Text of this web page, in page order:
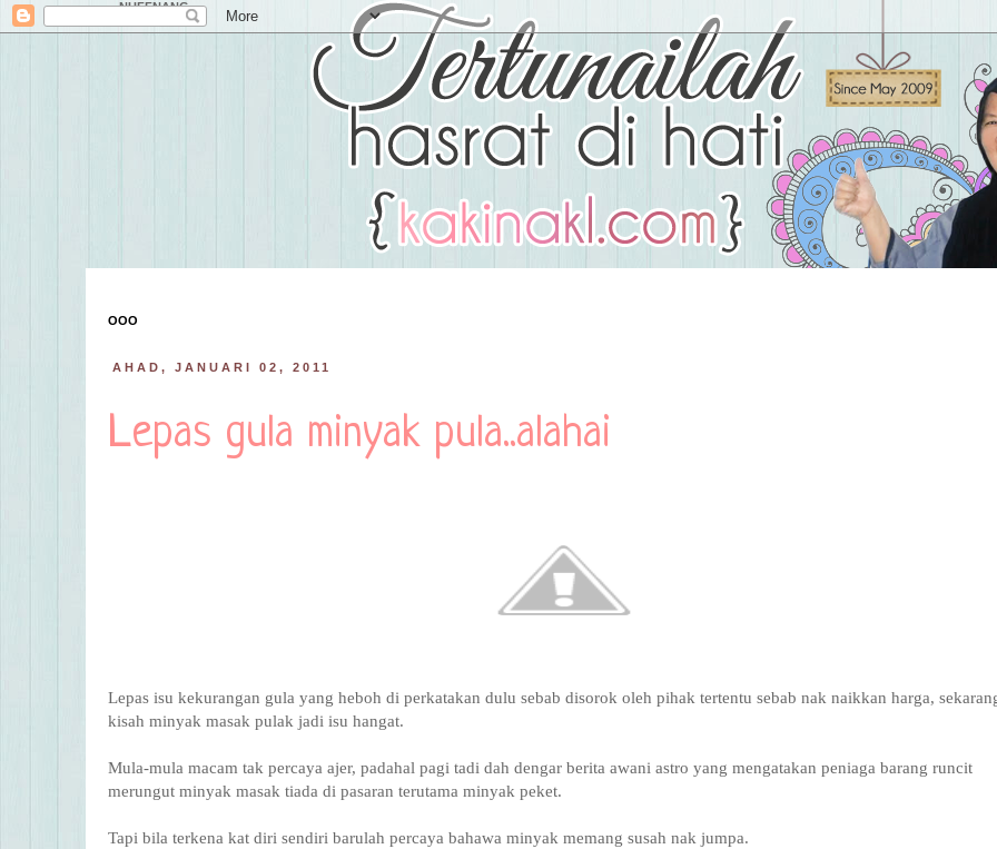
NUFFNANG
OOO
AHAD, JANUARI 02, 2011
Lepas gula minyak pula..alahai
Lepas isu kekurangan gula yang heboh di perkatakan dulu sebab disorok oleh pihak tertentu sebab nak naikkan harga,
kisah minyak masak pulak jadi isu hangat.
Mula-mula macam tak percaya ajer, padahal pagi tadi dah dengar berita awani astro yang mengatakan peniaga barang runcit
merungut minyak masak tiada di pasaran terutama minyak peket.
Tapi bila terkena kat diri sendiri barulah percaya bahawa minyak memang susah nak jumpa.